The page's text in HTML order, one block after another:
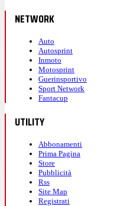
NETWORK
Auto
Autosprint
Inmoto
Motosprint
Guerinsportivo
Sport Network
Fantacup
UTILITY
Abbonamenti
Prima Pagina
Store
Pubblicità
Rss
Site Map
Registrati